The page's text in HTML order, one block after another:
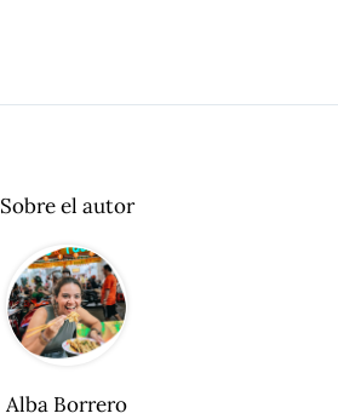
Sobre el autor
Alba Borrero